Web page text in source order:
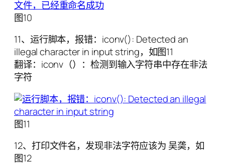
图10
11、运行脚本，报错：iconv(): Detected an
illegal character in input string，如图11
翻译：iconv（）：检测到输入字符串中存在非法
字符
图11
12、打印文件名，发现非法字符应该为 吴䶮，如
图12